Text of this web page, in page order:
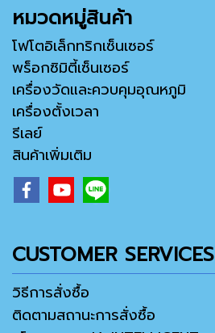
หมวดหมู่สินค้า
โฟโตอิเล็กทริกเซ็นเซอร์
พร็อกซิมิตี้เซ็นเซอร์
เครื่องวัดและควบคุมอุณหภูมิ
เครื่องตั้งเวลา
รีเลย์
สินค้าเพิ่มเติม
CUSTOMER SERVICES
วิธีการสั่งซื้อ
ติดตามสถานะการสั่งซื้อ